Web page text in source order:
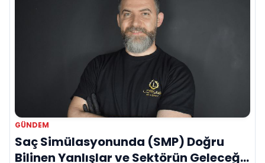
GÜNDEM
Saç Simülasyonunda (SMP) Doğru
Bilinen Yanlışlar ve Sektörün Geleceği: